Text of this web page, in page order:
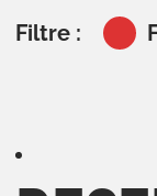
Filtre :